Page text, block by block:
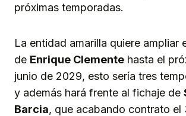
próximas temporadas.
La entidad amarilla quiere ampliar
de Enrique Clemente hasta el
junio de 2029, esto sería tres
y además hará frente al fichaje de
Barcia, que acabando contrato el